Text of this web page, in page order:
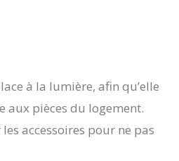
à la lumière, afin qu’elle
aux pièces du logement.
accessoires pour ne pas